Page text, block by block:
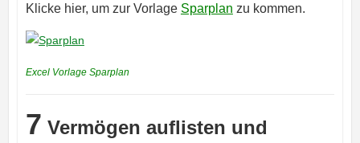
Klicke hier, um zur Vorlage Sparplan zu kommen.
Excel Vorlage Sparplan
7 Vermögen auflisten und